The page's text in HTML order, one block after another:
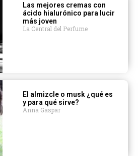
Las mejores cremas con
ácido hialurónico para lucir
más joven
La Central del Perfume
El almizcle o musk ¿qué es
y para qué sirve?
Anna Gaspar